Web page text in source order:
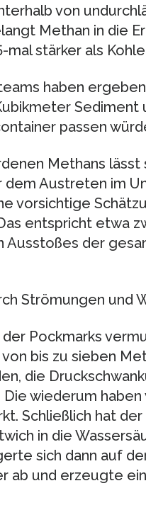
von
Methan in die
stärker als
haben
passen
Methans lässt
dem Austreten im
vorsichtige
entspricht etwa
der
Strömungen und
Pockmarks
bis zu sieben
die
wiederum
Schließlich hat
in die
sich dann auf
ab und erzeugte